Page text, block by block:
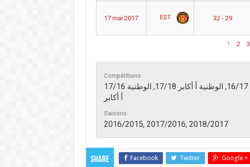
17 mai 2017 EST 32 - 29
1 2 3
Compétitions
17/16 الوطنية أ أكابر, الوطنية أ أكابرمجموعة التتويج 16/17, الوطنية أ أكابر 17/18, الوطنية
أ أكابر
Saisons
2016/2015, 2017/2016, 2018/2017
Share Facebook Twitter Google +